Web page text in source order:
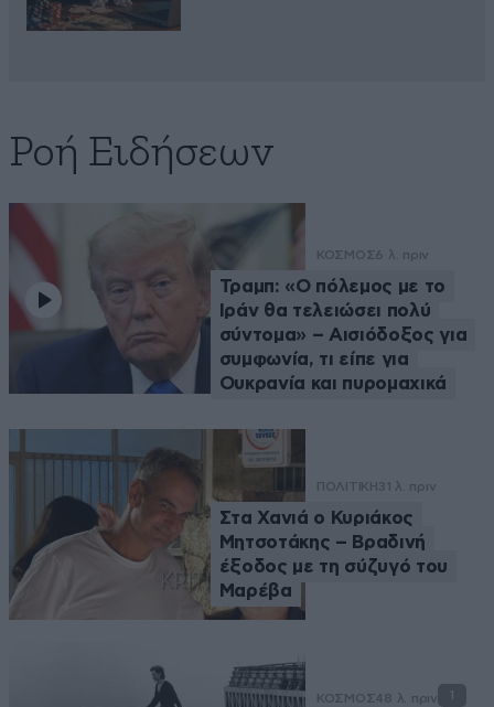
Ροή Ειδήσεων
ΚΟΣΜΟΣ6 λ. πριν
Τραμπ: «Ο πόλεμος με το
Ιράν θα τελειώσει πολύ
σύντομα» – Αισιόδοξος για
συμφωνία, τι είπε για
Ουκρανία και πυρομαχικά
ΠΟΛΙΤΙΚΗ31 λ. πριν
Στα Χανιά ο Κυριάκος
Μητσοτάκης – Βραδινή
έξοδος με τη σύζυγό του
Μαρέβα
ΚΟΣΜΟΣ48 λ. πριν 1